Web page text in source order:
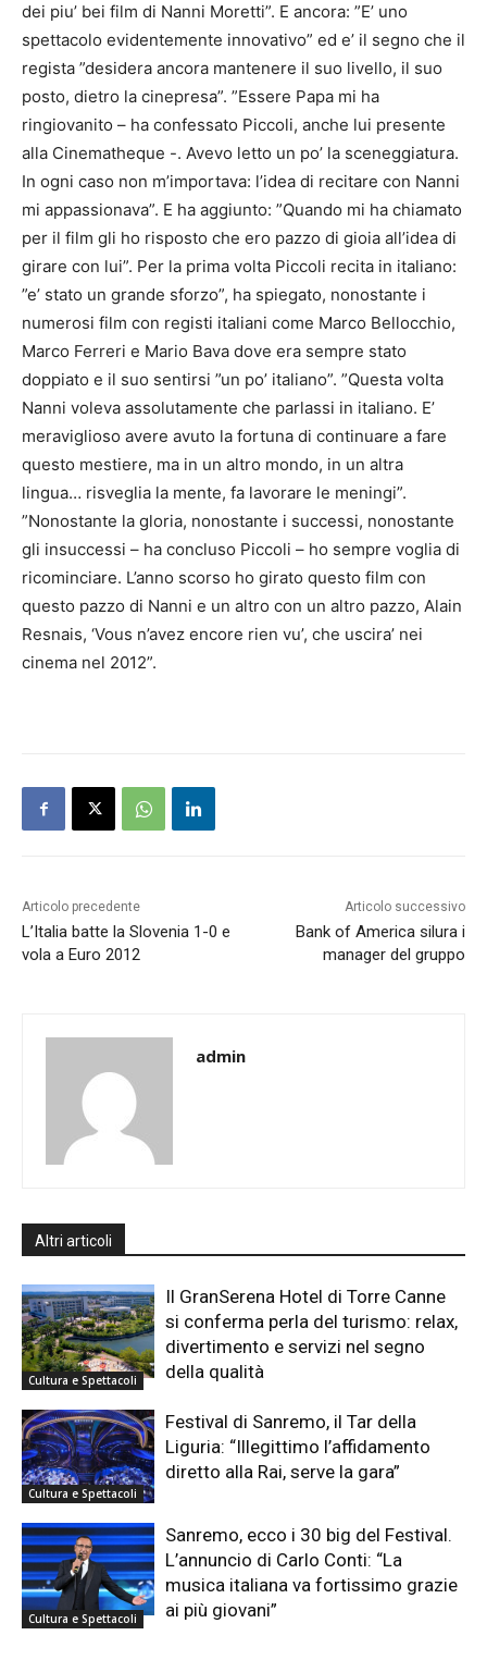
dei piu’ bei film di Nanni Moretti”. E ancora: ”E’ uno
spettacolo evidentemente innovativo” ed e’ il segno che il
regista ”desidera ancora mantenere il suo livello, il suo
posto, dietro la cinepresa”. ”Essere Papa mi ha
ringiovanito – ha confessato Piccoli, anche lui presente
alla Cinematheque -. Avevo letto un po’ la sceneggiatura.
In ogni caso non m’importava: l’idea di recitare con Nanni
mi appassionava”. E ha aggiunto: ”Quando mi ha chiamato
per il film gli ho risposto che ero pazzo di gioia all’idea di
girare con lui”. Per la prima volta Piccoli recita in italiano:
”e’ stato un grande sforzo”, ha spiegato, nonostante i
numerosi film con registi italiani come Marco Bellocchio,
Marco Ferreri e Mario Bava dove era sempre stato
doppiato e il suo sentirsi ”un po’ italiano”. ”Questa volta
Nanni voleva assolutamente che parlassi in italiano. E’
meraviglioso avere avuto la fortuna di continuare a fare
questo mestiere, ma in un altro mondo, in un altra
lingua… risveglia la mente, fa lavorare le meningi”.
”Nonostante la gloria, nonostante i successi, nonostante
gli insuccessi – ha concluso Piccoli – ho sempre voglia di
ricominciare. L’anno scorso ho girato questo film con
questo pazzo di Nanni e un altro con un altro pazzo, Alain
Resnais, ‘Vous n’avez encore rien vu’, che uscira’ nei
cinema nel 2012”.
Articolo precedente
L’Italia batte la Slovenia 1-0 e
vola a Euro 2012
Articolo successivo
Bank of America silura i
manager del gruppo
admin
Altri articoli
Cultura e Spettacoli
Il GranSerena Hotel di Torre Canne
si conferma perla del turismo: relax,
divertimento e servizi nel segno
della qualità
Cultura e Spettacoli
Festival di Sanremo, il Tar della
Liguria: “Illegittimo l’affidamento
diretto alla Rai, serve la gara”
Cultura e Spettacoli
Sanremo, ecco i 30 big del Festival.
L’annuncio di Carlo Conti: “La
musica italiana va fortissimo grazie
ai più giovani”